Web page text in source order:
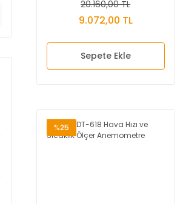
20.160,00 TL
9.072,00 TL
Sepete Ekle
%25